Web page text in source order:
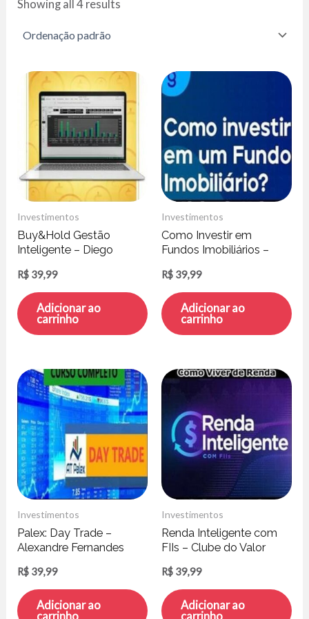
Showing all 4 results
Investimentos
Buy&Hold Gestão
Inteligente – Diego
R$ 39,99
Adicionar ao
carrinho
Investimentos
Como Investir em
Fundos Imobiliários –
R$ 39,99
Adicionar ao
carrinho
Investimentos
Palex: Day Trade –
Alexandre Fernandes
R$ 39,99
Adicionar ao
carrinho
Investimentos
Renda Inteligente com
FIIs – Clube do Valor
R$ 39,99
Adicionar ao
carrinho